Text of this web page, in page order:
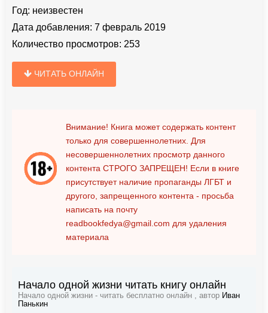
Год: неизвестен
Дата добавления: 7 февраль 2019
Количество просмотров: 253
ЧИТАТЬ ОНЛАЙН
Внимание! Книга может содержать контент
только для совершеннолетних. Для
несовершеннолетних просмотр данного
контента СТРОГО ЗАПРЕЩЕН! Если в книге
присутствует наличие пропаганды ЛГБТ и
другого, запрещенного контента - просьба
написать на почту
readbookfedya@gmail.com для удаления
материала
Начало одной жизни читать книгу онлайн
Начало одной жизни - читать бесплатно онлайн , автор Иван
Панькин